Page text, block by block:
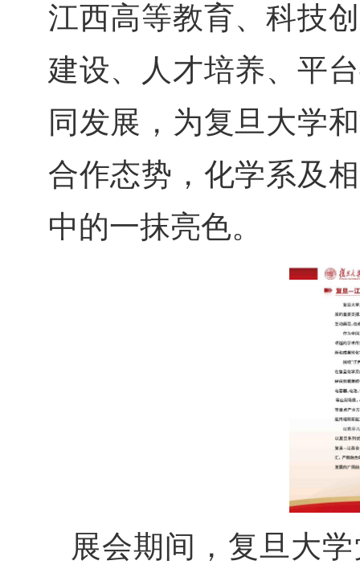
江西高等教育、科技
建设、人才培养、平
同发展，为复旦大学
合作态势，化学系及
中的一抹亮色。
展会期间，复旦大